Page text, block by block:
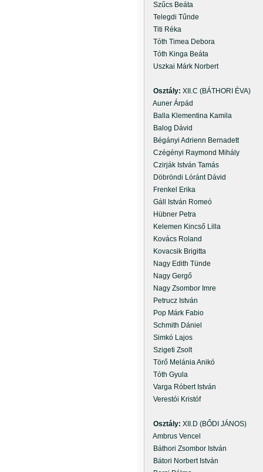
Szűcs Beáta
Telegdi Tűnde
Titi Réka
Tóth Timea Debora
Tóth Kinga Beáta
Uszkai Márk Norbert
Osztály: XII.C (BÁTHORI ÉVA)
Auner Árpád
Balla Klementina Kamila
Balog Dávid
Bégányi Adrienn Bernadett
Czégényi Raymond Mihály
Czirják István Tamás
Döbröndi Lóránt Dávid
Frenkel Erika
Gáll István Romeó
Hübner Petra
Kelemen Kincső Lilla
Kovács Roland
Kovacsik Brigitta
Nagy Edith Tünde
Nagy Gergő
Nagy Zsombor Imre
Petrucz István
Pop Márk Fabio
Schmith Dániel
Simkó Lajos
Szigeti Zsolt
Törő Melánia Anikó
Tóth Gyula
Varga Róbert István
Verestói Kristóf
Osztály: XII.D (BŐDI JÁNOS)
Ambrus Vencel
Báthori Zsombor István
Bátori Norbert István